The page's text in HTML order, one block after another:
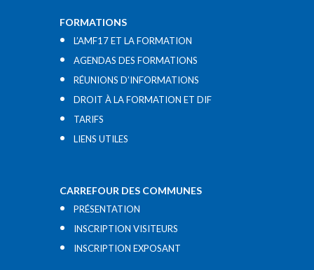
FORMATIONS
L’AMF17 ET LA FORMATION
AGENDAS DES FORMATIONS
RÉUNIONS D’INFORMATIONS
DROIT À LA FORMATION ET DIF
TARIFS
LIENS UTILES​
CARREFOUR DES COMMUNES
PRÉSENTATION
INSCRIPTION VISITEURS
INSCRIPTION EXPOSANT